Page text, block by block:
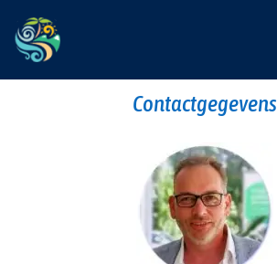
Contactgegevens